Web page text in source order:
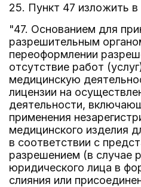
25. Пункт 47 изложить
"47. Основанием для
разрешительным
переоформлении
отсутствие работ
медицинскую
лицензии на
деятельности,
применения
медицинского изделия
в соответствии с
разрешением (в случае
юридического лица в
слияния или